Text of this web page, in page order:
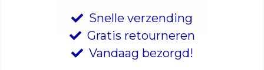
Snelle verzending
Gratis retourneren
Vandaag bezorgd!